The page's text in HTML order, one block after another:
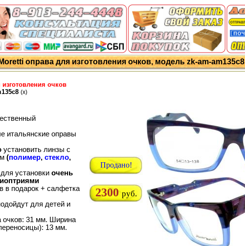
оправа для изготовления очков, модель zk-am-am135c8
очков
(x)
итальянские оправы
установить линзы с
(полимер, стекло,
установки очень
в подарок + салфетка
для детей и
очков: 31 мм. Ширина
13 мм.
Продано!
2300 руб.